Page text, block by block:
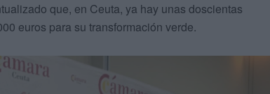
que, en Ceuta, ya hay unas doscientas
euros para su transformación verde.